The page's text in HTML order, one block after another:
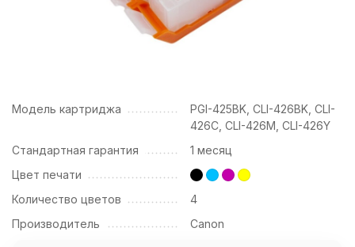
Модель картриджа
PGI-425BK, CLI-426BK, CLI-
426C, CLI-426M, CLI-426Y
Стандартная гарантия
1 месяц
Цвет печати
Количество цветов
4
Производитель
Canon